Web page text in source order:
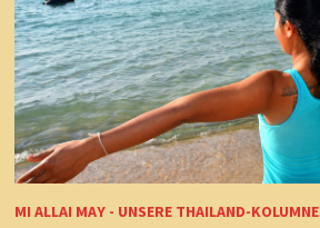
MI ALLAI MAY - UNSERE THAILAND-KOLUMNE